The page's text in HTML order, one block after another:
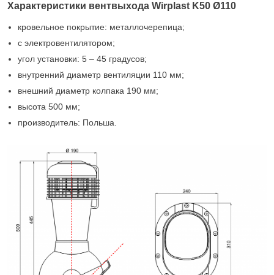
Характеристики вентвыхода Wirplast K50 Ø110
кровельное покрытие: металлочерепица;
с электровентилятором;
угол установки: 5 – 45 градусов;
внутренний диаметр вентиляции 110 мм;
внешний диаметр колпака 190 мм;
высота 500 мм;
производитель: Польша.